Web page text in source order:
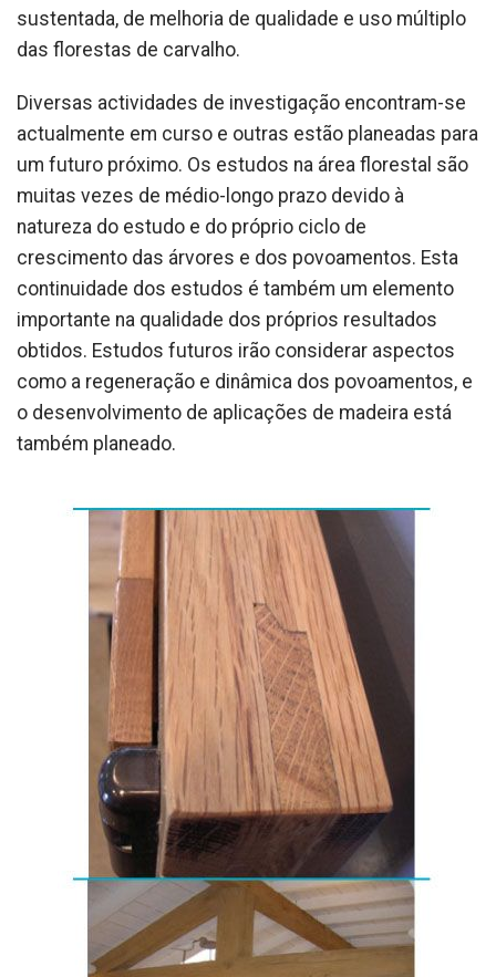
sustentada, de melhoria de qualidade e uso múltiplo
das florestas de carvalho.
Diversas actividades de investigação encontram-se
actualmente em curso e outras estão planeadas para
um futuro próximo. Os estudos na área florestal são
muitas vezes de médio-longo prazo devido à
natureza do estudo e do próprio ciclo de
crescimento das árvores e dos povoamentos. Esta
continuidade dos estudos é também um elemento
importante na qualidade dos próprios resultados
obtidos. Estudos futuros irão considerar aspectos
como a regeneração e dinâmica dos povoamentos, e
o desenvolvimento de aplicações de madeira está
também planeado.